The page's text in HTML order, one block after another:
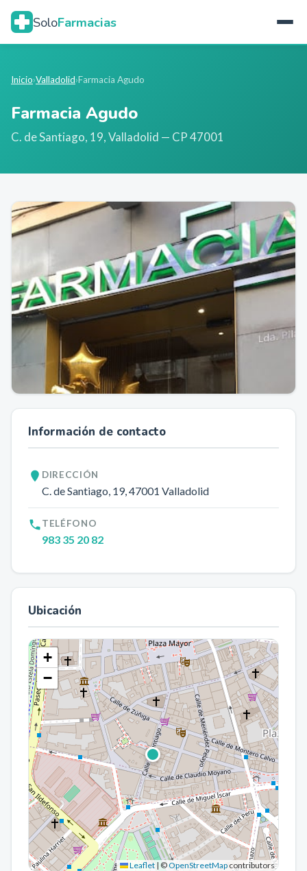
SoloFarmacias
Inicio›Valladolid›Farmacia Agudo
Farmacia Agudo
C. de Santiago, 19,Valladolid — CP 47001
Información de contacto
DIRECCIÓN
C. de Santiago, 19, 47001 Valladolid
TELÉFONO
983 35 20 82
Ubicación
+
−
Leaflet | ©OpenStreetMap contributors